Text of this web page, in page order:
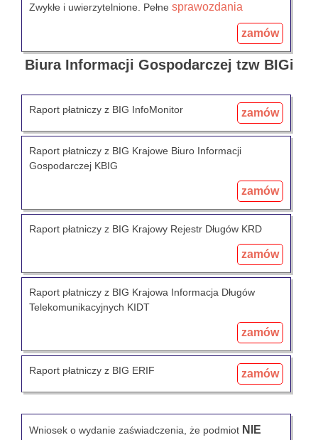
Zwykłe i uwierzytelnione. Pełne sprawozdania
zamów
Biura Informacji Gospodarczej tzw BIGi
Raport płatniczy z BIG InfoMonitor zamów
Raport płatniczy z BIG Krajowe Biuro Informacji
Gospodarczej KBIG
zamów
Raport płatniczy z BIG Krajowy Rejestr Długów KRD
zamów
Raport płatniczy z BIG Krajowa Informacja Długów
Telekomunikacyjnych KIDT
zamów
Raport płatniczy z BIG ERIF zamów
Wniosek o wydanie zaświadczenia, że podmiot NIE